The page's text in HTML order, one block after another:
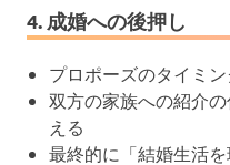
4. 成婚への後押し
プロポーズのタイミ
双方の家族への紹介
える
最終的に「結婚生活